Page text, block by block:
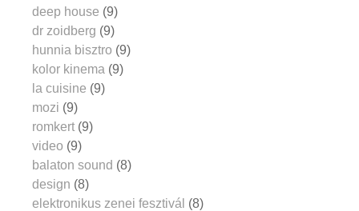
deep house (9)
dr zoidberg (9)
hunnia bisztro (9)
kolor kinema (9)
la cuisine (9)
mozi (9)
romkert (9)
video (9)
balaton sound (8)
design (8)
elektronikus zenei fesztivál (8)